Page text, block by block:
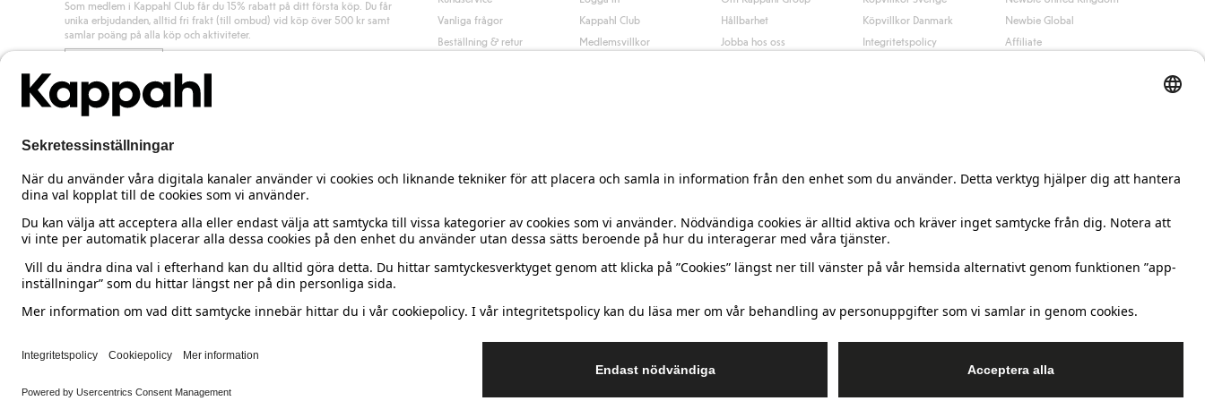
Som medlem i Kappahl Club får du 15% rabatt på ditt första köp. Du får
unika erbjudanden, alltid fri frakt (till ombud) vid köp över 500 kr samt
samlar poäng på alla köp och aktiviteter.
Vanliga frågor
Beställning & retur
Kappahl Club
Medlemsvillkor
Hållbarhet
Jobba hos oss
Köpvillkor Danmark
Integritetspolicy
Newbie Global
Affiliate
Sweden Ändra land
Cookies